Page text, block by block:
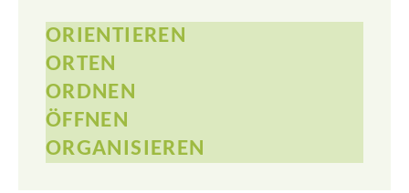
ORIENTIEREN
ORTEN
ORDNEN
ÖFFNEN
ORGANISIEREN